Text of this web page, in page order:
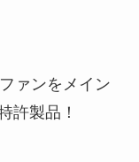
ァンをメイン
許製品！